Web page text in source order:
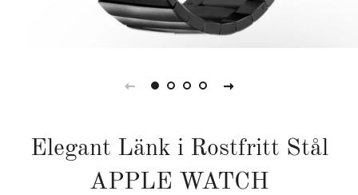
Elegant Länk i Rostfritt Stål
APPLE WATCH